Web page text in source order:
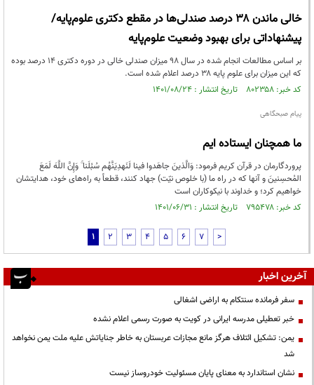
خالی ماندن ۳۸ درصد صندلی‌ها در مقطع دکتری علوم‌پایه/
پیشنهاداتی برای بهبود وضعیت علوم‌پایه
بر اساس مطالعات انجام شده در سال ۹۸ میزان صندلی خالی در دوره دکتری ۱۴ درصد بوده
که این میزان برای علوم پایه ۳۸ درصد اعلام شده است.
کد خبر: ۸۰۲۳۵۸ تاریخ انتشار : ۱۴۰۱/۰۸/۲۴
پیام صبحگاهی
ما همچنان ایستاده ایم
پروردگارمان در قرآن کریم فرمود: وَالَّذينَ جاهَدوا فينا لَنَهدِيَنَّهُم سُبُلَنا ۚ وَإِنَّ اللَّهَ لَمَعَ
المُحسِنينَ و آنها که در راه ما (با خلوص نیّت) جهاد کنند، قطعاً به راه‌های خود، هدایتشان
خواهیم کرد؛ و خداوند با نیکوکاران است
کد خبر: ۷۹۵۴۷۸ تاریخ انتشار : ۱۴۰۱/۰۶/۳۱
1 2 3 4 5 6 7 >
آخرین اخبار
سفر فرمانده سنتکام به اراضی اشغالی
خبر تعطیلی مدرسه ایرانی در کویت به صورت رسمی اعلام نشده
یمن: تشکیل ائتلاف هرگز مانع مجازات عربستان به خاطر جنایاتش علیه ملت یمن نخواهد
شد
نشان استاندارد به معنای پایان مسئولیت خودروساز نیست